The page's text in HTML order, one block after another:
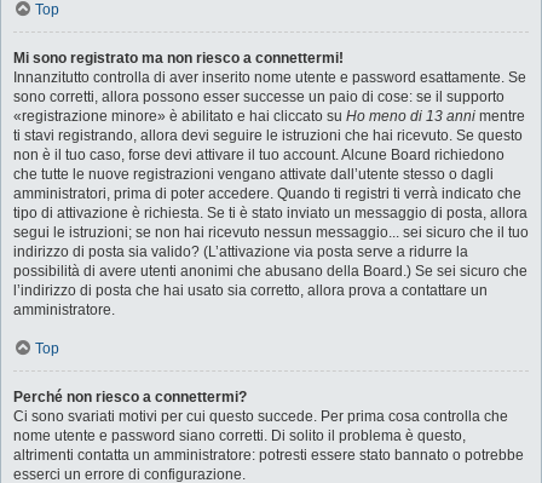
Top
Mi sono registrato ma non riesco a connettermi!
Innanzitutto controlla di aver inserito nome utente e password esattamente. Se
sono corretti, allora possono esser successe un paio di cose: se il supporto
«registrazione minore» è abilitato e hai cliccato su Ho meno di 13 anni mentre
ti stavi registrando, allora devi seguire le istruzioni che hai ricevuto. Se questo
non è il tuo caso, forse devi attivare il tuo account. Alcune Board richiedono
che tutte le nuove registrazioni vengano attivate dall’utente stesso o dagli
amministratori, prima di poter accedere. Quando ti registri ti verrà indicato che
tipo di attivazione è richiesta. Se ti è stato inviato un messaggio di posta, allora
segui le istruzioni; se non hai ricevuto nessun messaggio... sei sicuro che il tuo
indirizzo di posta sia valido? (L’attivazione via posta serve a ridurre la
possibilità di avere utenti anonimi che abusano della Board.) Se sei sicuro che
l’indirizzo di posta che hai usato sia corretto, allora prova a contattare un
amministratore.
Top
Perché non riesco a connettermi?
Ci sono svariati motivi per cui questo succede. Per prima cosa controlla che
nome utente e password siano corretti. Di solito il problema è questo,
altrimenti contatta un amministratore: potresti essere stato bannato o potrebbe
esserci un errore di configurazione.